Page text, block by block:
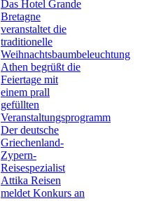
Das Hotel Grande
Bretagne
veranstaltet die
traditionelle
Weihnachtsbaumbeleuchtung
Athen begrüßt die
Feiertage mit
einem prall
gefüllten
Veranstaltungsprogramm
Der deutsche
Griechenland-
Zypern-
Reisespezialist
Attika Reisen
meldet Konkurs an